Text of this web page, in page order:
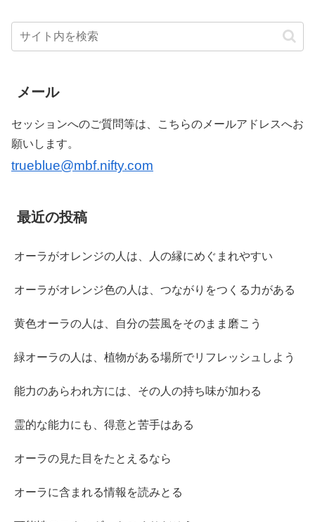
メール
セッションへのご質問等は、こちらのメールアドレスへお
願いします。
trueblue@mbf.nifty.com
最近の投稿
オーラがオレンジの人は、人の縁にめぐまれやすい
オーラがオレンジ色の人は、つながりをつくる力がある
黄色オーラの人は、自分の芸風をそのまま磨こう
緑オーラの人は、植物がある場所でリフレッシュしよう
能力のあらわれ方には、その人の持ち味が加わる
霊的な能力にも、得意と苦手はある
オーラの見た目をたとえるなら
オーラに含まれる情報を読みとる